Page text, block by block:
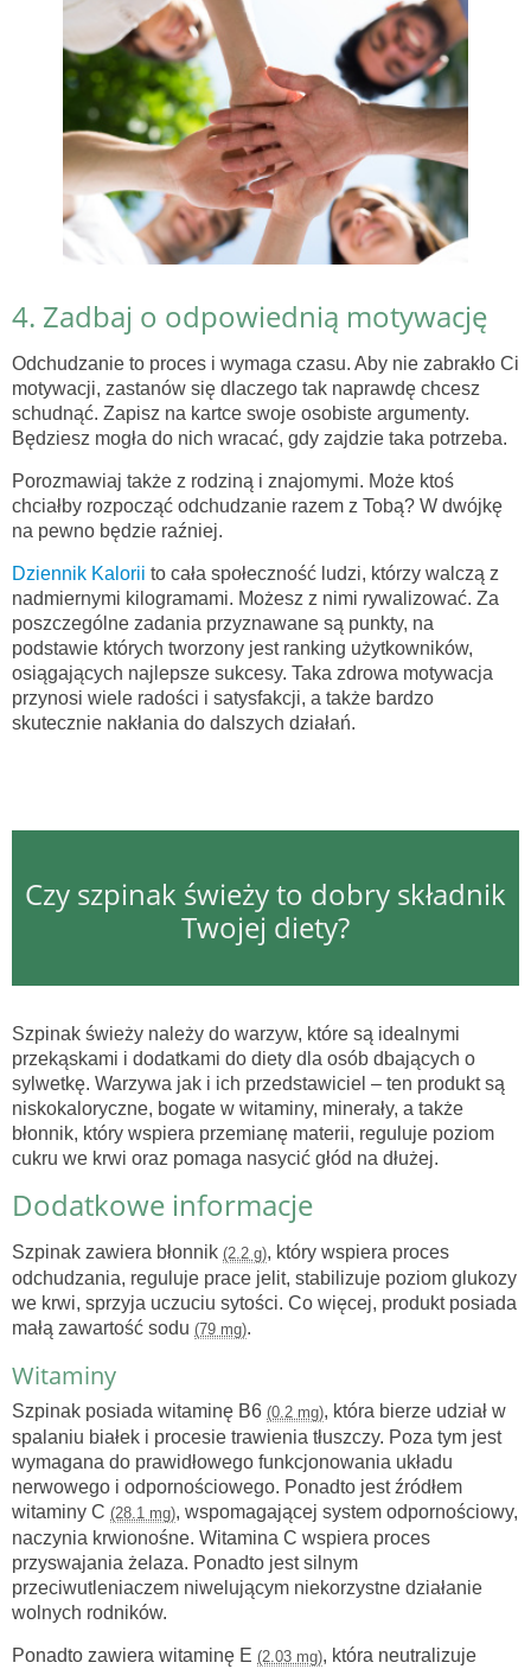
4. Zadbaj o odpowiednią motywację
Odchudzanie to proces i wymaga czasu. Aby nie zabrakło Ci
motywacji, zastanów się dlaczego tak naprawdę chcesz
schudnąć. Zapisz na kartce swoje osobiste argumenty.
Będziesz mogła do nich wracać, gdy zajdzie taka potrzeba.
Porozmawiaj także z rodziną i znajomymi. Może ktoś
chciałby rozpocząć odchudzanie razem z Tobą? W dwójkę
na pewno będzie raźniej.
Dziennik Kalorii to cała społeczność ludzi, którzy walczą z
nadmiernymi kilogramami. Możesz z nimi rywalizować. Za
poszczególne zadania przyznawane są punkty, na
podstawie których tworzony jest ranking użytkowników,
osiągających najlepsze sukcesy. Taka zdrowa motywacja
przynosi wiele radości i satysfakcji, a także bardzo
skutecznie nakłania do dalszych działań.
Czy szpinak świeży to dobry składnik
Twojej diety?
Szpinak świeży należy do warzyw, które są idealnymi
przekąskami i dodatkami do diety dla osób dbających o
sylwetkę. Warzywa jak i ich przedstawiciel – ten produkt są
niskokaloryczne, bogate w witaminy, minerały, a także
błonnik, który wspiera przemianę materii, reguluje poziom
cukru we krwi oraz pomaga nasycić głód na dłużej.
Dodatkowe informacje
Szpinak zawiera błonnik (2.2 g), który wspiera proces
odchudzania, reguluje prace jelit, stabilizuje poziom glukozy
we krwi, sprzyja uczuciu sytości. Co więcej, produkt posiada
małą zawartość sodu (79 mg).
Witaminy
Szpinak posiada witaminę B6 (0.2 mg), która bierze udział w
spalaniu białek i procesie trawienia tłuszczy. Poza tym jest
wymagana do prawidłowego funkcjonowania układu
nerwowego i odpornościowego. Ponadto jest źródłem
witaminy C (28.1 mg), wspomagającej system odpornościowy,
naczynia krwionośne. Witamina C wspiera proces
przyswajania żelaza. Ponadto jest silnym
przeciwutleniaczem niwelującym niekorzystne działanie
wolnych rodników.
Ponadto zawiera witaminę E (2.03 mg), która neutralizuje